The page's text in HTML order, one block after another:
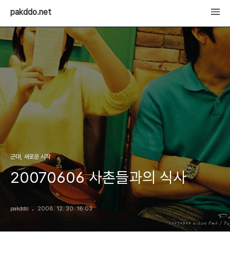
pakddo.net
군대, 새로운 시작
20070606 사촌들과의 식사
pakddo 2008. 12. 30. 18:03